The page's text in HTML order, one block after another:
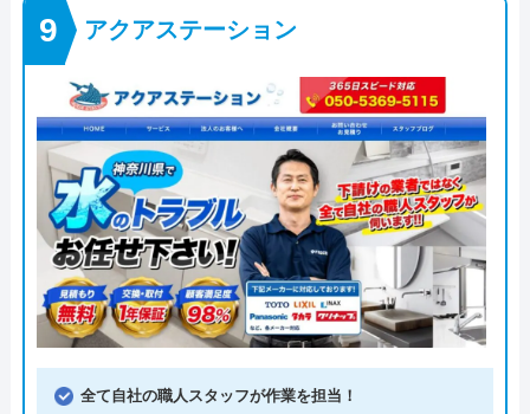
アクアステーション
全て自社の職人スタッフが作業を担当！